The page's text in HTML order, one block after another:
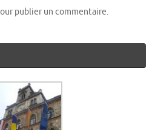
publier un commentaire.